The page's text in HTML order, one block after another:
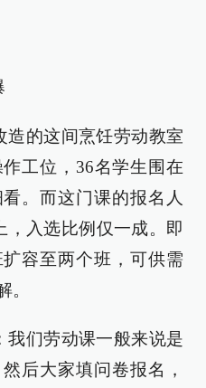
造的这间烹饪劳动教室
工位，36名学生围在
。而这门课的报名人
，入选比例仅一成。即
容至两个班，可供需
。
我们劳动课一般来说是
后大家填问卷报名，